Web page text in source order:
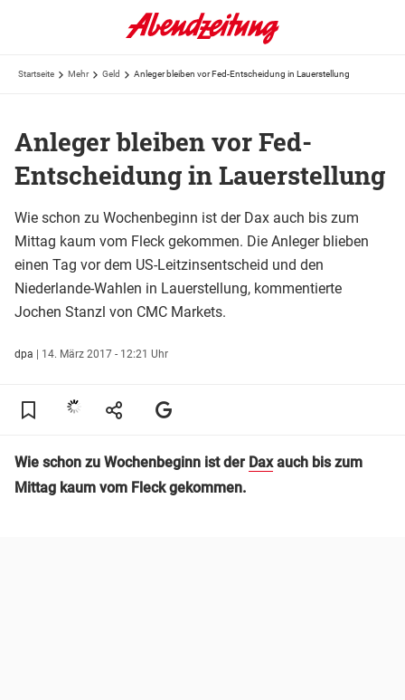
Startseite Mehr Geld Anleger bleiben vor Fed-Entscheidung in Lauerstellung
Anleger bleiben vor Fed-
Entscheidung in Lauerstellung
Wie schon zu Wochenbeginn ist der Dax auch bis zum
Mittag kaum vom Fleck gekommen. Die Anleger blieben
einen Tag vor dem US-Leitzinsentscheid und den
Niederlande-Wahlen in Lauerstellung, kommentierte
Jochen Stanzl von CMC Markets.
dpa | 14. März 2017 - 12:21 Uhr
Wie schon zu Wochenbeginn ist der Daxauch bis zum
Mittag kaum vom Fleck gekommen.